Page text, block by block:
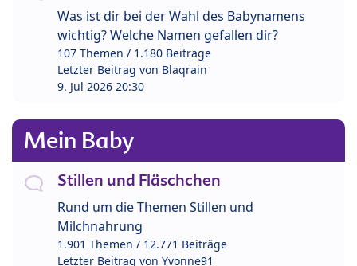
Was ist dir bei der Wahl des Babynamens
wichtig? Welche Namen gefallen dir?
107 Themen / 1.180 Beiträge
Letzter Beitrag von Blaqrain
9. Jul 2026 20:30
Mein Baby
Stillen und Fläschchen
Rund um die Themen Stillen und
Milchnahrung
1.901 Themen / 12.771 Beiträge
Letzter Beitrag von Yvonne91